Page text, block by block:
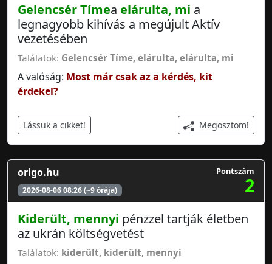
Gelencsér Tímea elárulta, mi a
legnagyobb kihívás a megújult Aktív
vezetésében
Találatok: Gelencsér Tíme, elárulta, elárulta, mi
A valóság: Most már csak az a kérdés, kit
érdekel?
Lássuk a cikket! Megosztom!
origo.hu
2026-08-06 08:26 (~9 órája)
Pontszám
2
Kiderült, mennyi pénzzel tartják életben
az ukrán költségvetést
Találatok: kiderült, kiderült, mennyi